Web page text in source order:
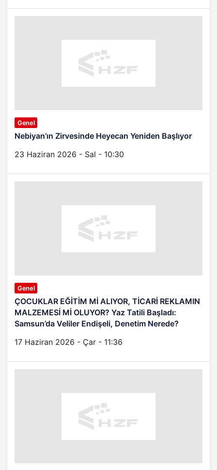
Genel
Nebiyan’ın Zirvesinde Heyecan Yeniden Başlıyor
23 Haziran 2026 - Sal - 10:30
Genel
ÇOCUKLAR EĞİTİM Mİ ALIYOR, TİCARİ REKLAMIN
MALZEMESİ Mİ OLUYOR? Yaz Tatili Başladı:
Samsun’da Veliler Endişeli, Denetim Nerede?
17 Haziran 2026 - Çar - 11:36